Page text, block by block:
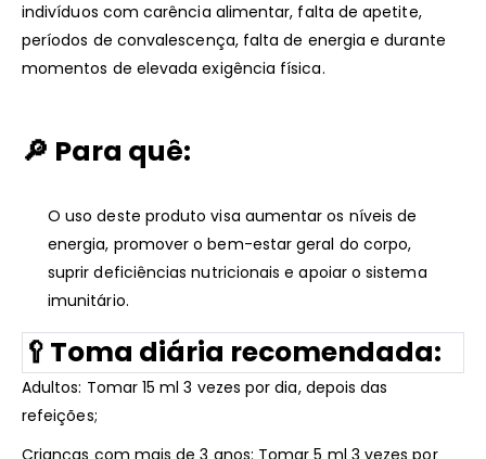
indivíduos com carência alimentar, falta de apetite,
períodos de convalescença, falta de energia e durante
momentos de elevada exigência física.
🔎 Para quê:
O uso deste produto visa aumentar os níveis de
energia, promover o bem-estar geral do corpo,
suprir deficiências nutricionais e apoiar o sistema
imunitário.
🥄 Toma diária recomendada:
Adultos: Tomar 15 ml 3 vezes por dia, depois das
refeições;